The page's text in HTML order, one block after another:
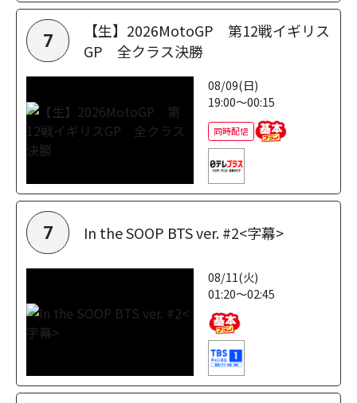
7
【生】2026MotoGP 第12戦イギリス
GP 全クラス決勝
08/09(日)
19:00～00:15
同時配信
7 In the SOOP BTS ver. #2<字幕>
08/11(火)
01:20～02:45